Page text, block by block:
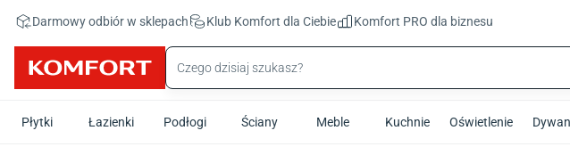
Darmowy odbiór w sklepach Klub Komfort dla Ciebie Komfort PRO dla biznesu
Płytki Łazienki Podłogi Ściany Meble Kuchnie Oświetlenie